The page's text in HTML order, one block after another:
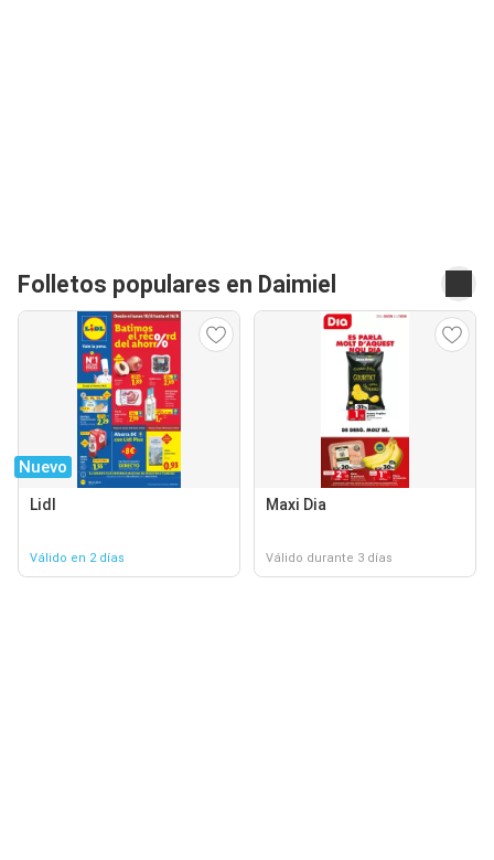
Folletos populares en Daimiel
Nuevo
Lidl
Válido en 2 días
Maxi Dia
Válido durante 3 días